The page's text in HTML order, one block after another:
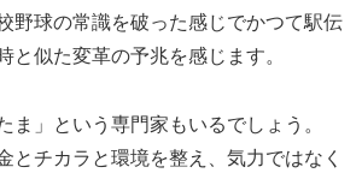
野球の常識を破った感じでかつて駅伝
と似た変革の予兆を感じます。
ま」という専門家もいるでしょう。
とチカラと環境を整え、気力ではなく